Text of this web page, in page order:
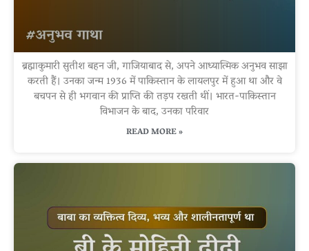
ब्रह्माकुमारी सुतीश बहन जी, गाजियाबाद से, अपने आध्यात्मिक अनुभव साझा
करती हैं। उनका जन्म 1936 में पाकिस्तान के लायलपुर में हुआ था और वे
बचपन से ही भगवान की प्राप्ति की तड़प रखती थीं। भारत-पाकिस्तान
विभाजन के बाद, उनका परिवार
READ MORE »